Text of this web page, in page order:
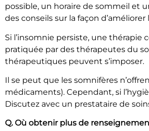
possible, un horaire de sommeil et
des conseils sur la façon
Si l’insomnie persiste, une thérapie
pratiquée par des thérapeutes du
thérapeutiques peuvent s’imposer.
Il se peut que les somnifères
médicaments). Cependant, si
Discutez avec un prestataire de
Q. Où obtenir plus de